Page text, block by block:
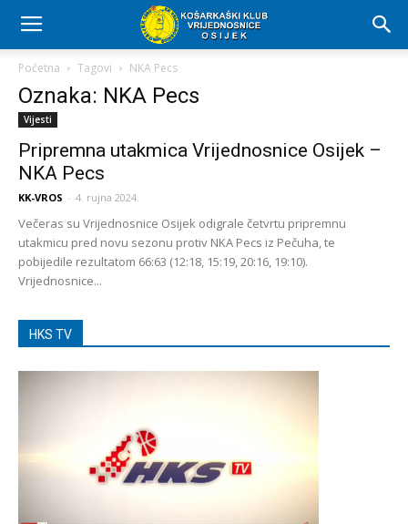
Početna Tagovi NKA Pecs
Oznaka: NKA Pecs
Vijesti
Pripremna utakmica Vrijednosnice Osijek –
NKA Pecs
KK-VROS - 4. rujna 2024.
Večeras su Vrijednosnice Osijek odigrale četvrtu pripremnu
utakmicu pred novu sezonu protiv NKA Pecs iz Pečuha, te
pobijedile rezultatom 66:63 (12:18, 15:19, 20:16, 19:10).
Vrijednosnice...
HKS TV